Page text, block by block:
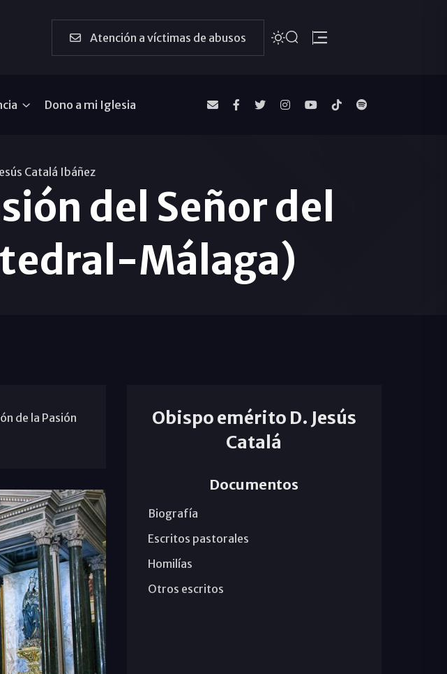
Atención a víctimas de abusos
Dono a mi Iglesia
Catalá Ibáñez
del Señor del
Málaga)
de la Pasión
Obispo emérito D. Jesús
Catalá
Documentos
Biografía
Escritos pastorales
Homilías
Otros escritos